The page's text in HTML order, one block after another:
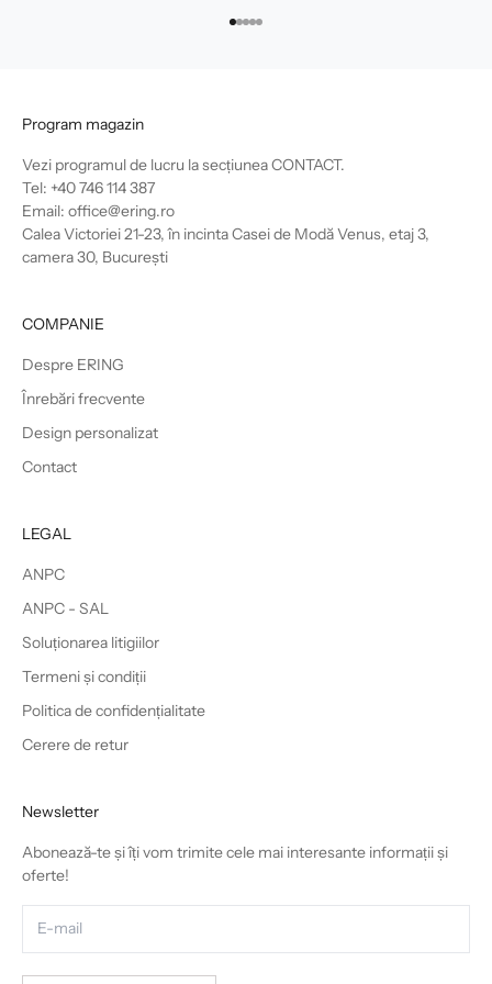
Mergi la articolul 1
Mergi la articolul 2
Mergi la articolul 3
Mergi la articolul 4
Mergi la articolul 5
Program magazin
Vezi programul de lucru la secțiuneaCONTACT.
Tel: +40 746 114 387
Email: office@ering.ro
Calea Victoriei 21-23, în incinta Casei de Modă Venus, etaj 3,
camera 30, București
COMPANIE
Despre ERING
Înrebări frecvente
Design personalizat
Contact
LEGAL
ANPC
ANPC - SAL
Soluționarea litigiilor
Termeni și condiții
Politica de confidențialitate
Cerere de retur
Newsletter
Abonează-te și îți vom trimite cele mai interesante informații și
oferte!